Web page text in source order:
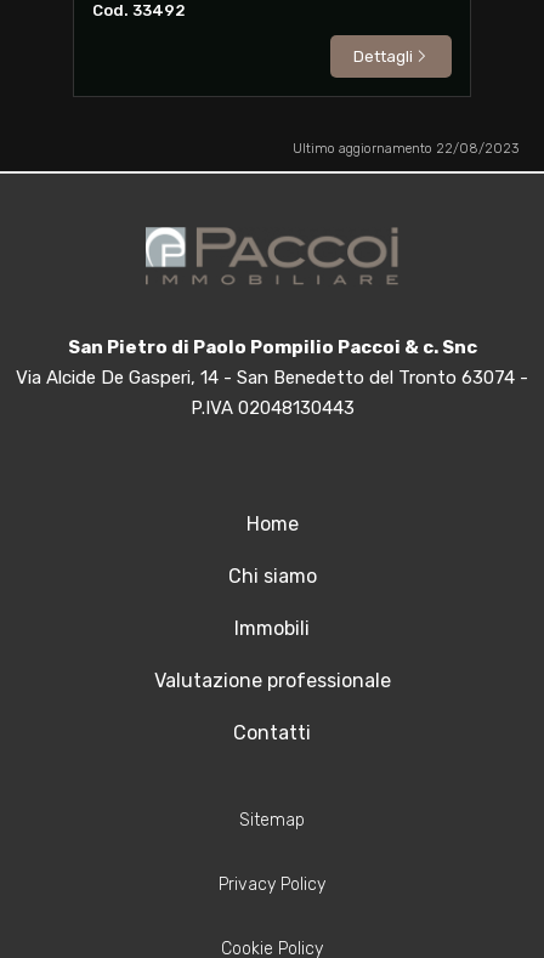
Cod. 33492
Dettagli
Ultimo aggiornamento 22/08/2023
San Pietro di Paolo Pompilio Paccoi & c. Snc
Via Alcide De Gasperi, 14 - San Benedetto del Tronto 63074 -
P.IVA 02048130443
Home
Chi siamo
Immobili
Valutazione professionale
Contatti
Sitemap
Privacy Policy
Cookie Policy